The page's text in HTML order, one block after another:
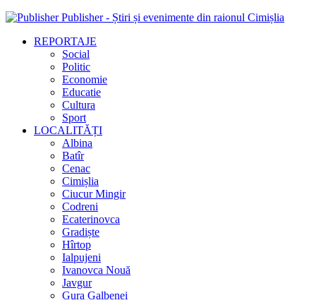
Publisher - Știri și evenimente din raionul Cimișlia
REPORTAJE
Social
Politic
Economie
Educatie
Cultura
Sport
LOCALITĂȚI
Albina
Batîr
Cenac
Cimișlia
Ciucur Mingir
Codreni
Ecaterinovca
Gradiște
Hîrtop
Ialpujeni
Ivanovca Nouă
Javgur
Gura Galbenei